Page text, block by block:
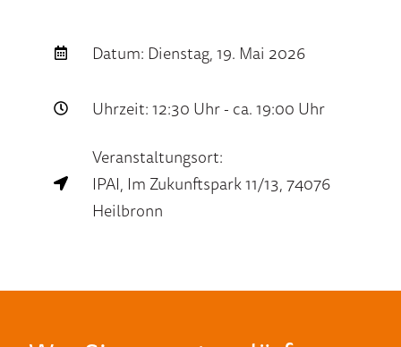
Datum: Dienstag, 19. Mai 2026
Uhrzeit: 12:30 Uhr - ca. 19:00 Uhr
Veranstaltungsort:
IPAI, Im Zukunftspark 11/13, 74076
Heilbronn